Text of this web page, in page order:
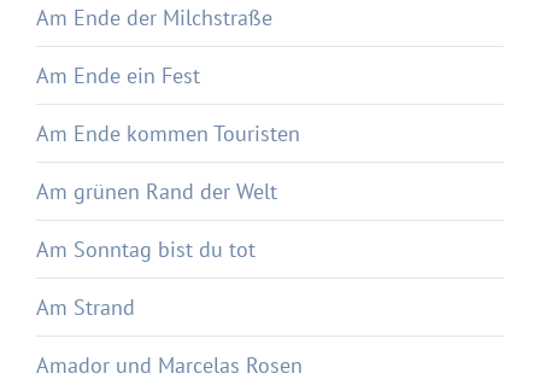
Am Ende der Milchstraße
Am Ende ein Fest
Am Ende kommen Touristen
Am grünen Rand der Welt
Am Sonntag bist du tot
Am Strand
Amador und Marcelas Rosen